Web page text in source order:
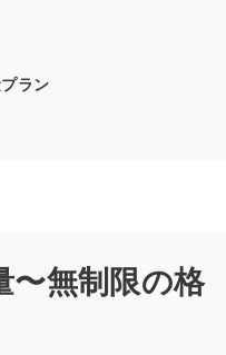
ラン
〜無制限の格